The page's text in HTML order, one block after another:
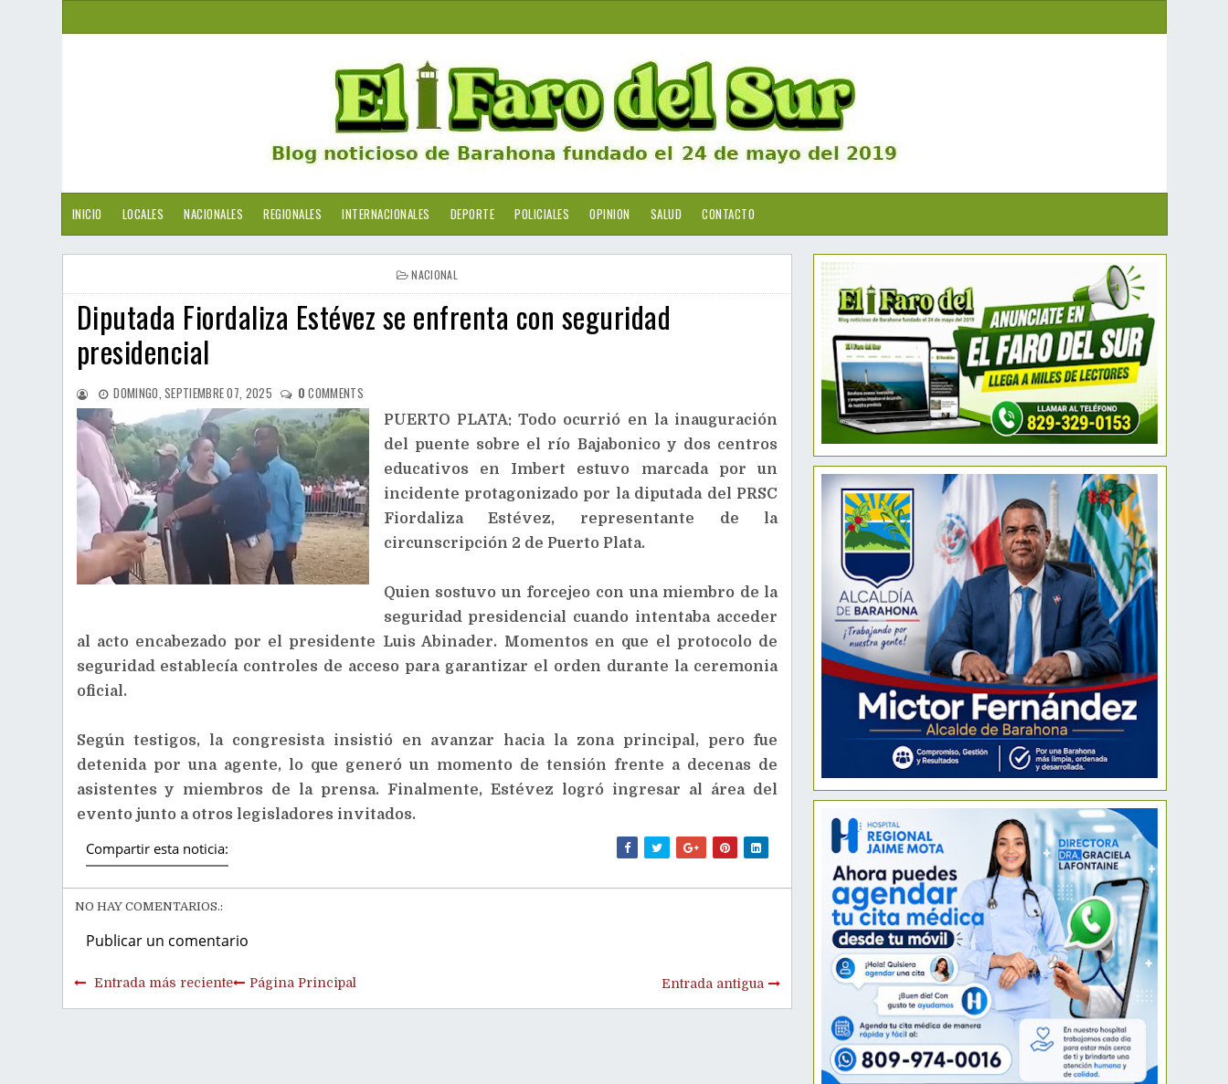
INICIO LOCALES NACIONALES REGIONALES INTERNACIONALES DEPORTE POLICIALES OPINION SALUD CONTACTO
NACIONAL
Diputada Fiordaliza Estévez se enfrenta con seguridad
presidencial
DOMINGO, SEPTIEMBRE 07, 2025 0 COMMENTS
PUERTO PLATA: Todo ocurrió en la inauguración
del puente sobre el río Bajabonico y dos centros
educativos en Imbert estuvo marcada por un
incidente protagonizado por la diputada del PRSC
Fiordaliza Estévez, representante de la
circunscripción 2 de Puerto Plata.
Quien sostuvo un forcejeo con una miembro de la
seguridad presidencial cuando intentaba acceder
al acto encabezado por el presidente Luis Abinader. Momentos en que el protocolo de
seguridad establecía controles de acceso para garantizar el orden durante la ceremonia
oficial.
Según testigos, la congresista insistió en avanzar hacia la zona principal, pero fue
detenida por una agente, lo que generó un momento de tensión frente a decenas de
asistentes y miembros de la prensa. Finalmente, Estévez logró ingresar al área del
evento junto a otros legisladores invitados.
Compartir esta noticia:
NO HAY COMENTARIOS.:
Publicar un comentario
Entrada más reciente Entrada antigua
Página Principal